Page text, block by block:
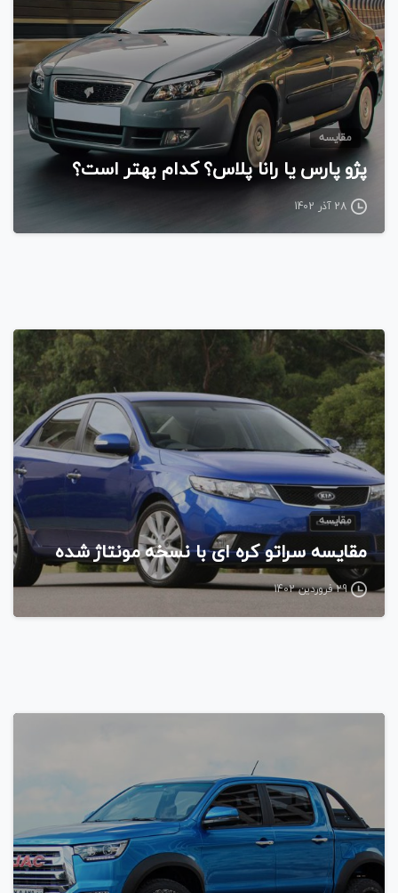
مقایسه
پژو پارس یا رانا پلاس؟ کدام بهتر است؟
28 آذر 1402
مقایسه
مقایسه سراتو کره ای با نسخه مونتاژ شده
29 فروردین 1402